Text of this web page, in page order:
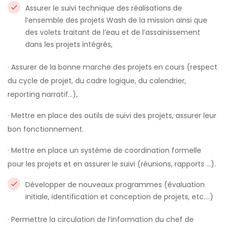
Assurer le suivi technique des réalisations de
l’ensemble des projets Wash de la mission ainsi que
des volets traitant de l’eau et de l’assainissement
dans les projets intégrés,
· Assurer de la bonne marche des projets en cours (respect
du cycle de projet, du cadre logique, du calendrier,
reporting narratif…),
· Mettre en place des outils de suivi des projets, assurer leur
bon fonctionnement.
· Mettre en place un système de coordination formelle
pour les projets et en assurer le suivi (réunions, rapports …).
Développer de nouveaux programmes (évaluation
initiale, identification et conception de projets, etc.…)
· Permettre la circulation de l’information du chef de